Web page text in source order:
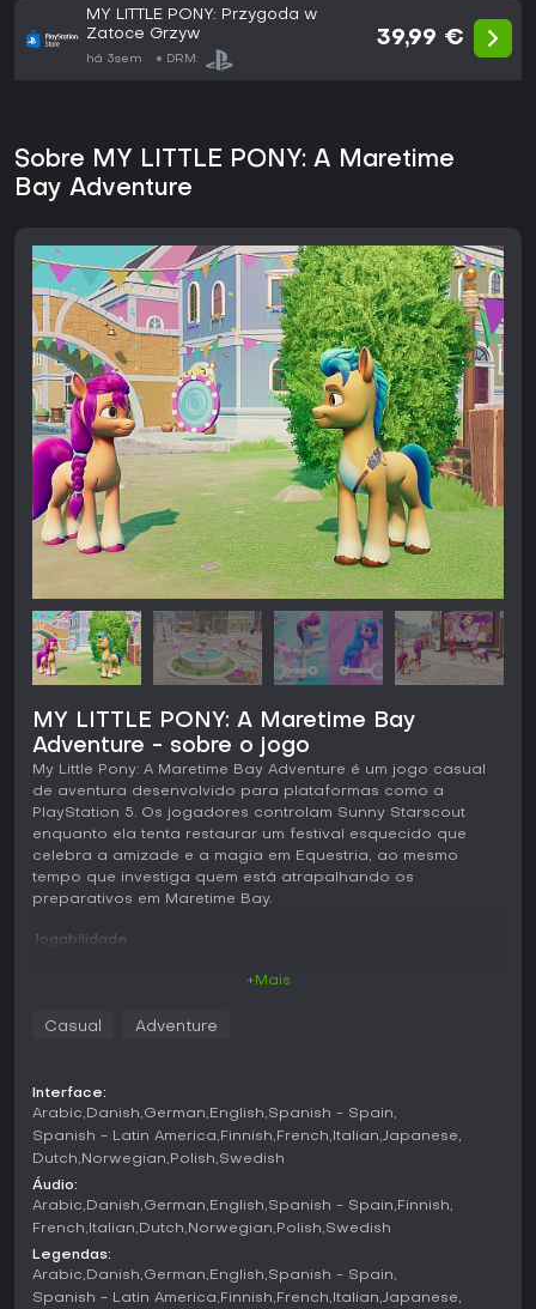
MY LITTLE PONY: Przygoda w
Zatoce Grzyw
há 3sem DRM:
39,99 €
Sobre MY LITTLE PONY: A Maretime
Bay Adventure
MY LITTLE PONY: A Maretime Bay
Adventure - sobre o jogo
My Little Pony: A Maretime Bay Adventure é um jogo casual
de aventura desenvolvido para plataformas como a
PlayStation 5. Os jogadores controlam Sunny Starscout
enquanto ela tenta restaurar um festival esquecido que
celebra a amizade e a magia em Equestria, ao mesmo
tempo que investiga quem está atrapalhando os
preparativos em Maretime Bay.
Jogabilidade
progresso envolve coletar itens espalhados pelo mundo,
superar desafios simples de plataforma e ajudar outros
pôneis com tarefas do dia a dia ligadas aos preparativos
do festival.
A personalização tem presença constante: os jogadores
desbloqueiam acessórios e habilidades para Sunny,
incluindo chapéus, joias, bolsas, patins para se movimentar
mais rápido e poderes mágicos especiais que abrem novas
interações ou atalhos. Esses upgrades incentivam revisitar
+Mais
Casual Adventure
Interface:
Arabic Danish German English Spanish - Spain
Spanish - Latin America Finnish French Italian Japanese
Dutch Norwegian Polish Swedish
Áudio:
Arabic Danish German English Spanish - Spain Finnish
French Italian Dutch Norwegian Polish Swedish
Legendas:
Arabic Danish German English Spanish - Spain
Spanish - Latin America Finnish French Italian Japanese